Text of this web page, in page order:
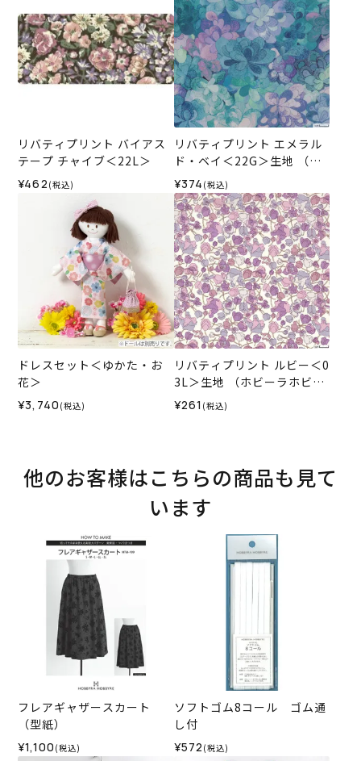
リバティプリント バイアス
テープ チャイブ＜22L＞
¥462 (税込)
リバティプリント エメラル
ド・ベイ＜22G＞生地 （ホ
ビーラホビーレオリジナ
ル）2026SS
¥374 (税込)
ドレスセット＜ゆかた・お
花＞
¥3,740 (税込)
リバティプリント ルビー＜0
3L＞生地 （ホビーラホビー
レオリジナル）2024ES
¥261 (税込)
他のお客様はこちらの商品も見て
います
フレアギャザースカート
（型紙）
¥1,100 (税込)
ソフトゴム8コール ゴム通
し付
¥572 (税込)